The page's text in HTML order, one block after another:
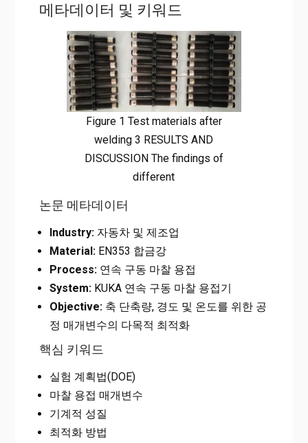
메타데이터 및 키워드
Figure 1 Test materials after
welding 3 RESULTS AND
DISCUSSION The findings of
different
논문 메타데이터
Industry:자동차 및 제조업
Material:EN353 합금강
Process:연속 구동 마찰 용접
System:KUKA 연속 구동 마찰 용접기
Objective:축 단축량, 경도 및 온도를 위한 공
정 매개변수의 다목적 최적화
핵심 키워드
실험 계획법(DOE)
마찰 용접 매개변수
기계적 성질
최적화 방법